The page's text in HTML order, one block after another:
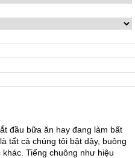
đầu bữa ăn hay đang làm bất
tất cả chúng tôi bật dậy, buông
Tiếng chuông như hiệu